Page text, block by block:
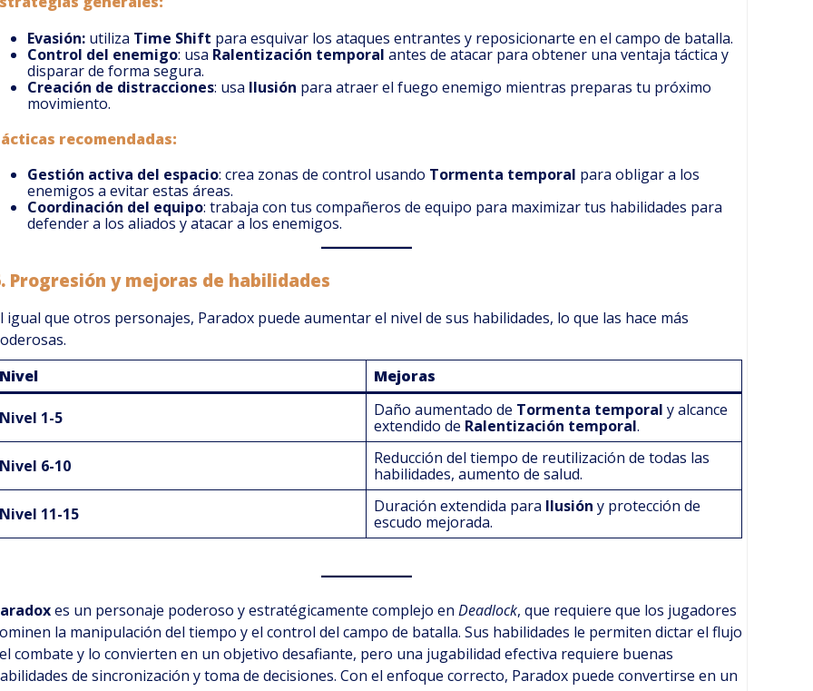
Evasión: utiliza Time Shift para esquivar los ataques entrantes y reposicionarte en el campo de batalla.
Control del enemigo: usa Ralentización temporal antes de atacar para obtener una ventaja táctica y
disparar de forma segura.
Creación de distracciones: usa Ilusión para atraer el fuego enemigo mientras preparas tu próximo
movimiento.
recomendadas:
Gestión activa del espacio: crea zonas de control usando Tormenta temporal para obligar a los
enemigos a evitar estas áreas.
Coordinación del equipo: trabaja con tus compañeros de equipo para maximizar tus habilidades para
defender a los aliados y atacar a los enemigos.
Progresión y mejoras de habilidades
igual que otros personajes, Paradox puede aumentar el nivel de sus habilidades, lo que las hace más
Nivel
Mejoras
Nivel 1-5 Daño aumentado de Tormenta temporal y alcance
extendido de Ralentización temporal.
Nivel 6-10
Reducción del tiempo de reutilización de todas las
habilidades, aumento de salud.
Nivel 11-15
Duración extendida para Ilusión y protección de
escudo mejorada.
es un personaje poderoso y estratégicamente complejo en Deadlock, que requiere que los jugadores
la manipulación del tiempo y el control del campo de batalla. Sus habilidades le permiten dictar el flujo
combate y lo convierten en un objetivo desafiante, pero una jugabilidad efectiva requiere buenas
de sincronización y toma de decisiones. Con el enfoque correcto, Paradox puede convertirse en un